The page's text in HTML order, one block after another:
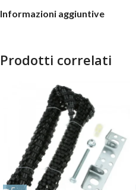
Informazioni aggiuntive
Prodotti correlati